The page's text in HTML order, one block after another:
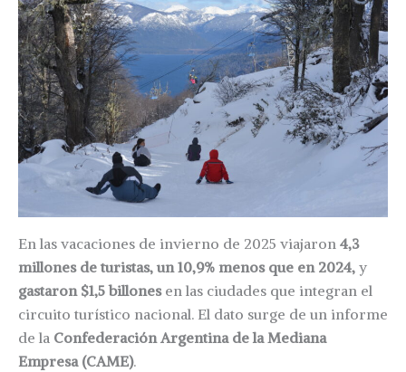
En las vacaciones de invierno de 2025 viajaron 4,3
millones de turistas, un 10,9% menos que en 2024, y
gastaron $1,5 billones en las ciudades que integran el
circuito turístico nacional. El dato surge de un informe
de la Confederación Argentina de la Mediana
Empresa (CAME).